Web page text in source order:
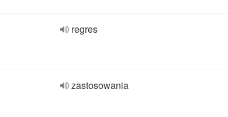
regres
zastosowania